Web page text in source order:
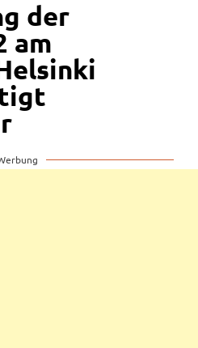
der
am